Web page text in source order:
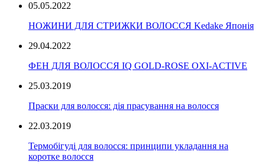
05.05.2022
НОЖИНИ ДЛЯ СТРИЖКИ ВОЛОССЯ Kedake Японія
29.04.2022
ФЕН ДЛЯ ВОЛОССЯ IQ GOLD-ROSE OXI-ACTIVE
25.03.2019
Праски для волосся: дія прасування на волосся
22.03.2019
Термобігуді для волосся: принципи укладання на
коротке волосся